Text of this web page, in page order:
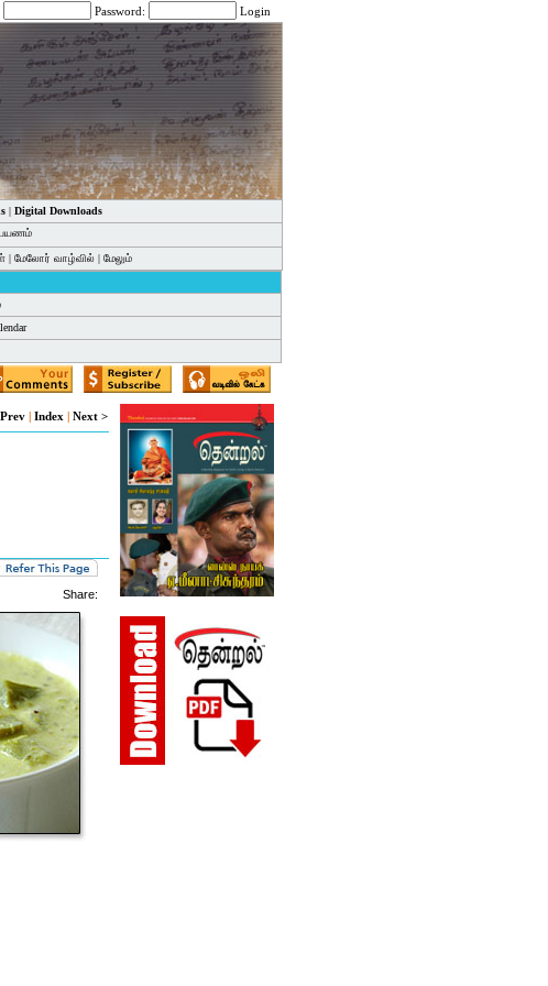
Password: Login
| Digital Downloads
பயணம்
| மேலோர் வாழ்வில் | மேலும்
| Index | Next >
Share: